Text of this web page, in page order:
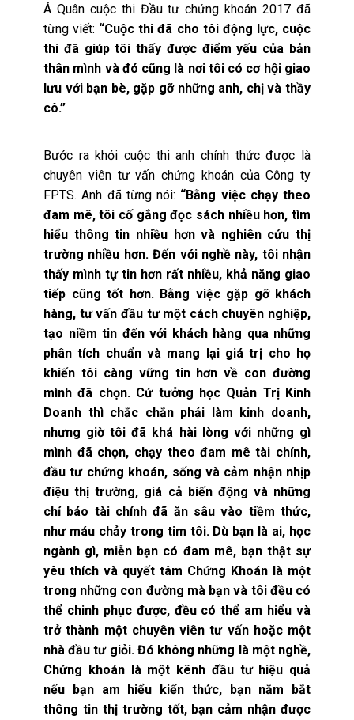
Á Quân cuộc thi Đầu tư chứng khoán 2017 đã
từng viết: “Cuộc thi đã cho tôi động lực, cuộc
thi đã giúp tôi thấy được điểm yếu của bản
thân mình và đó cũng là nơi tôi có cơ hội giao
lưu với bạn bè, gặp gỡ những anh, chị và thầy
cô.”
Bước ra khỏi cuộc thi anh chính thức được là
chuyên viên tư vấn chứng khoán của Công ty
FPTS. Anh đã từng nói: “Bằng việc chạy theo
đam mê, tôi cố gắng đọc sách nhiều hơn, tìm
hiểu thông tin nhiều hơn và nghiên cứu thị
trường nhiều hơn. Đến với nghề này, tôi nhận
thấy mình tự tin hơn rất nhiều, khả năng giao
tiếp cũng tốt hơn. Bằng việc gặp gỡ khách
hàng, tư vấn đầu tư một cách chuyên nghiệp,
tạo niềm tin đến với khách hàng qua những
phân tích chuẩn và mang lại giá trị cho họ
khiến tôi càng vững tin hơn về con đường
mình đã chọn. Cứ tưởng học Quản Trị Kinh
Doanh thì chắc chắn phải làm kinh doanh,
nhưng giờ tôi đã khá hài lòng với những gì
mình đã chọn, chạy theo đam mê tài chính,
đầu tư chứng khoán, sống và cảm nhận nhịp
điệu thị trường, giá cả biến động và những
chỉ báo tài chính đã ăn sâu vào tiềm thức,
như máu chảy trong tim tôi. Dù bạn là ai, học
ngành gì, miễn bạn có đam mê, bạn thật sự
yêu thích và quyết tâm Chứng Khoán là một
trong những con đường mà bạn và tôi đều có
thể chinh phục được, đều có thể am hiểu và
trở thành một chuyên viên tư vấn hoặc một
nhà đầu tư giỏi. Đó không những là một nghề,
Chứng khoán là một kênh đầu tư hiệu quả
nếu bạn am hiểu kiến thức, bạn nắm bắt
thông tin thị trường tốt, bạn cảm nhận được